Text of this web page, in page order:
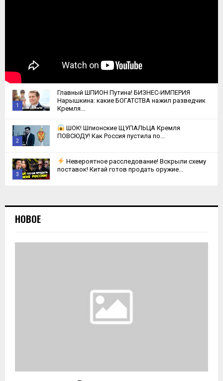
1
youtube
Главный ШПИОН Путина! БИЗНЕС-ИМПЕРИЯ
Нарышкина: какие БОГАТСТВА нажил разведчик
Кремля...
2
youtube
ШОК! Шпионские ЩУПАЛЬЦА Кремля
ПОВСЮДУ! Как Россия пустила по...
3
Невероятное расследование! Вскрыли схему
поставок! Китай готов продать оружие...
НОВОЕ